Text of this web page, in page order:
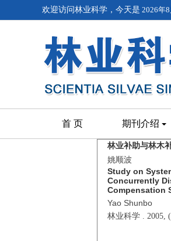
欢迎访问林业科学，今天是 2026年
首 页 期刊介绍
林业补助与林木
姚顺波
Study on
Concurrently
Compensation
Yao Shunbo
林业科学 . 2005, (